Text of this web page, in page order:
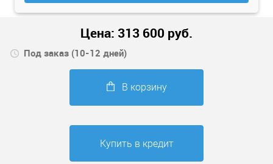
Цена: 313 600 руб.
Под заказ (10-12 дней)
В корзину
Купить в кредит